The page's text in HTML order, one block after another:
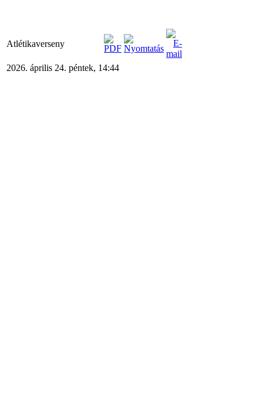
Atlétikaverseny
2026. április 24. péntek, 14:44